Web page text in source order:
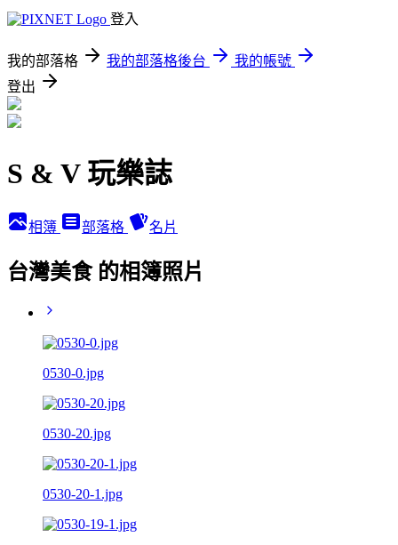
登入
我的部落格 我的部落格後台
我的帳號
登出
S & V 玩樂誌
相簿 部落格 名片
台灣美食 的相簿照片
0530-0.jpg
0530-20.jpg
0530-20-1.jpg